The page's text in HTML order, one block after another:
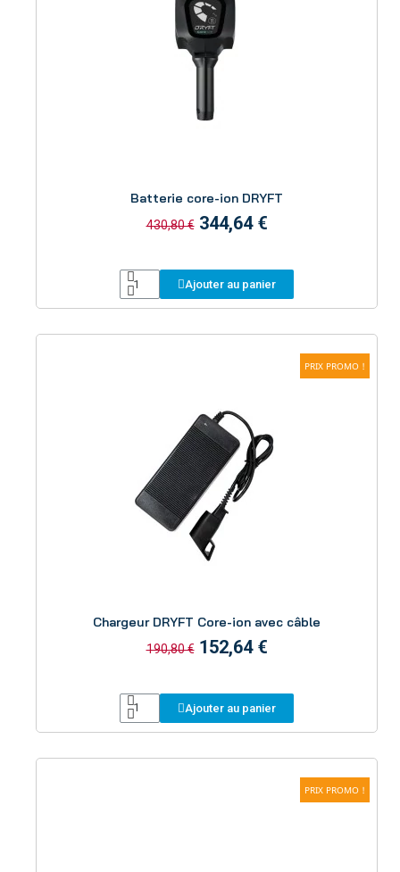
Batterie core-ion DRYFT
430,80 € 344,64 €
Ajouter au panier
PRIX PROMO !
Chargeur DRYFT Core-ion avec câble
190,80 € 152,64 €
Ajouter au panier
PRIX PROMO !